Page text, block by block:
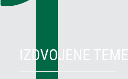
IZDVOJENE TEME